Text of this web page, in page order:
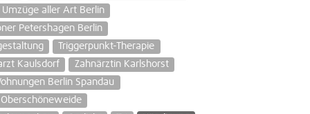
Umzüge aller Art Berlin
Petershagen Berlin
Triggerpunkt-Therapie
Kaulsdorf
Zahnärztin Karlshorst
Berlin Spandau